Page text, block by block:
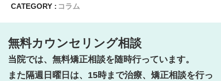
CATEGORY : コラム
無料カウンセリング相談
当院では、無料矯正相談を随時行っています。
また隔週日曜日は、15時まで治療、矯正相談を行っ